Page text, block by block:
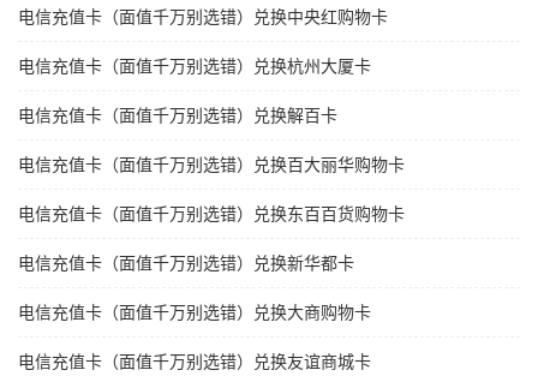
电信充值卡（面值千万别选错）兑换中央红购物卡
电信充值卡（面值千万别选错）兑换杭州大厦卡
电信充值卡（面值千万别选错）兑换解百卡
电信充值卡（面值千万别选错）兑换百大丽华购物卡
电信充值卡（面值千万别选错）兑换东百百货购物卡
电信充值卡（面值千万别选错）兑换新华都卡
电信充值卡（面值千万别选错）兑换大商购物卡
电信充值卡（面值千万别选错）兑换友谊商城卡